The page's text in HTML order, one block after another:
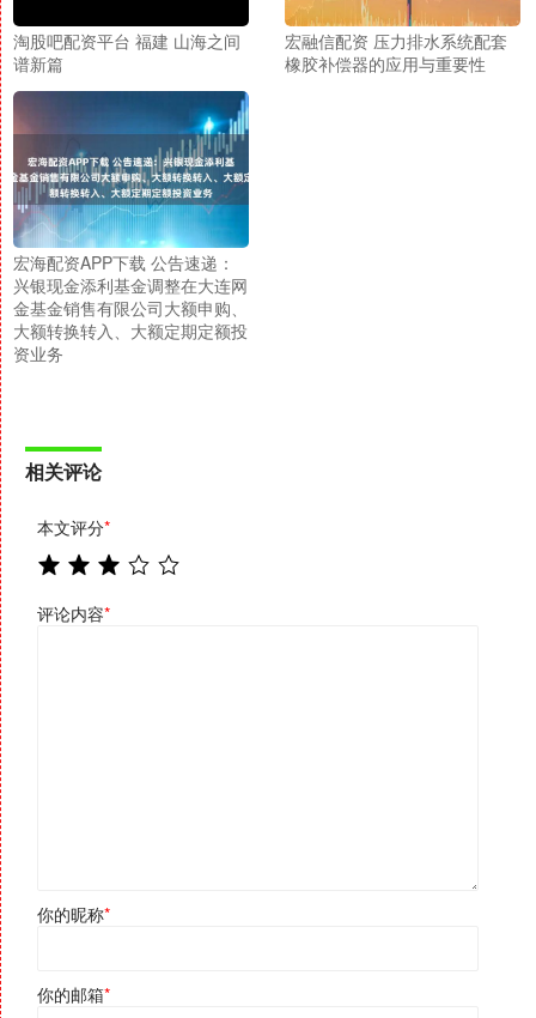
淘股吧配资平台 福建 山海之间
谱新篇
宏融信配资 压力排水系统配套
橡胶补偿器的应用与重要性
宏海配资APP下载 公告速递：
兴银现金添利基金调整在大连网
金基金销售有限公司大额申购、
大额转换转入、大额定期定额投
资业务
相关评论
本文评分*
评论内容*
你的昵称*
你的邮箱*